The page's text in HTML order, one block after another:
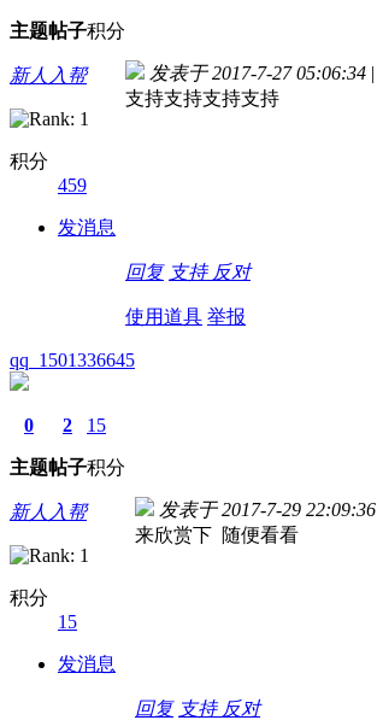
主题帖子积分
新人入帮
积分
459
发消息
发表于 2017-7-27 05:06:34 |
支持支持支持支持
回复 支持 反对
使用道具 举报
qq_1501336645
0
主题
2
帖子
15
积分
新人入帮
积分
15
发消息
发表于 2017-7-29 22:09:36
来欣赏下 随便看看
回复 支持 反对